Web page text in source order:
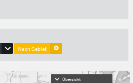
Nach Gebiet
Übersicht